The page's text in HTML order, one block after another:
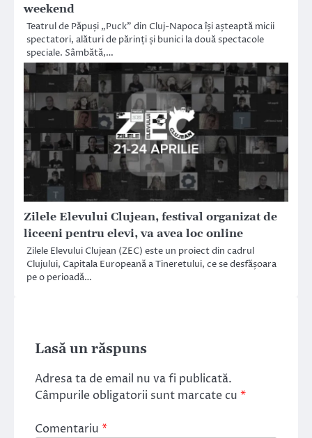
weekend
Teatrul de Păpuși „Puck” din Cluj-Napoca își așteaptă micii
spectatori, alături de părinți și bunici la două spectacole
speciale. Sâmbătă,…
Zilele Elevului Clujean, festival organizat de
liceeni pentru elevi, va avea loc online
Zilele Elevului Clujean (ZEC) este un proiect din cadrul
Clujului, Capitala Europeană a Tineretului, ce se desfășoara
pe o perioadă…
Lasă un răspuns
Adresa ta de email nu va fi publicată.
Câmpurile obligatorii sunt marcate cu *
Comentariu *